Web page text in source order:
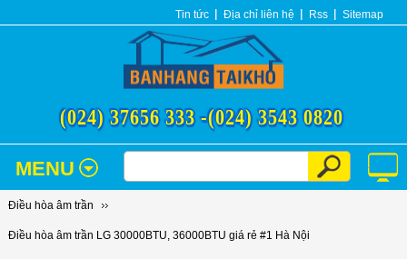
Tin tức Địa chỉ liên hệ Rss Sitemap
(024) 37656 333 -(024) 3543 0820
MENU
Điều hòa âm trần
Điều hòa âm trần LG 30000BTU, 36000BTU giá rẻ #1 Hà Nội